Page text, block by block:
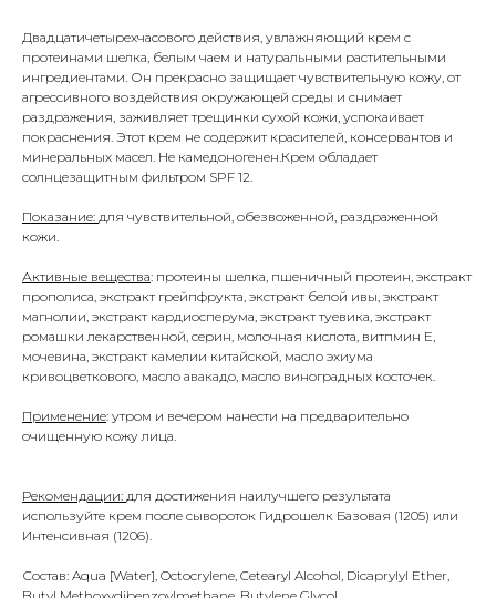
Двадцатичетырехчасового действия, увлажняющий крем с
протеинами шелка, белым чаем и натуральными растительными
ингредиентами. Он прекрасно защищает чувствительную кожу, от
агрессивного воздействия окружающей среды и снимает
раздражения, заживляет трещинки сухой кожи, успокаивает
покраснения. Этот крем не содержит красителей, консервантов и
минеральных масел. Не камедоногенен.Крем обладает
солнцезащитным фильтром SPF 12.
Показание: для чувствительной, обезвоженной, раздраженной
кожи.
Активные вещества: протеины шелка, пшеничный протеин, экстракт
прополиса, экстракт грейпфрукта, экстракт белой ивы, экстракт
магнолии, экстракт кардиосперума, экстракт туевика, экстракт
ромашки лекарственной, серин, молочная кислота, витпмин Е,
мочевина, экстракт камелии китайской, масло эхиума
кривоцветкового, масло авакадо, масло виноградных косточек.
Применение: утром и вечером нанести на предварительно
очищенную кожу лица.
Рекомендации: для достижения наилучшего результата
используйте крем после сывороток Гидрошелк Базовая (1205) или
Интенсивная (1206).
Состав: Aqua [Water], Octocrylene, Cetearyl Alcohol, Dicaprylyl Ether,